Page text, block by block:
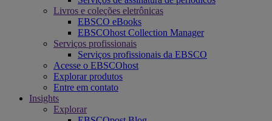
Livros e coleções eletrônicas
EBSCO eBooks
EBSCOhost Collection Manager
Serviços profissionais
Serviços profissionais da EBSCO
Acesse o EBSCOhost
Explorar produtos
Entre em contato
Insights
Explorar